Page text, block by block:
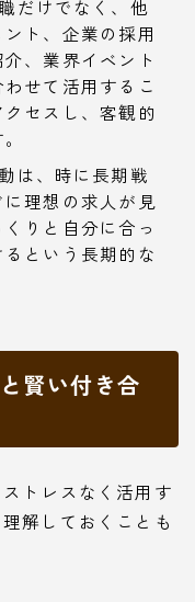
だけでなく、他
ト、企業の採用
、業界イベント
せて活用するこ
セスし、客観的
は、時に長期戦
理想の求人が見
りと自分に合っ
という長期的な
賢い付き合
トレスなく活用す
解しておくことも